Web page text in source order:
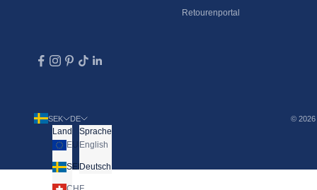
Retourenportal
SEK
Land
EUR
SEK
DE
Sprache
English
Deutsch
© 2026